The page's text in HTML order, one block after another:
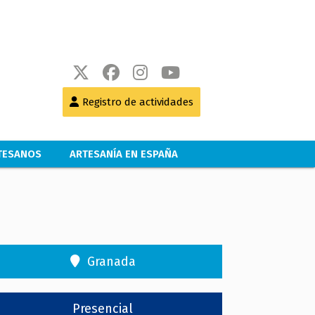
Registro de actividades
ARTESANÍA EN ESPAÑA
Granada
Presencial